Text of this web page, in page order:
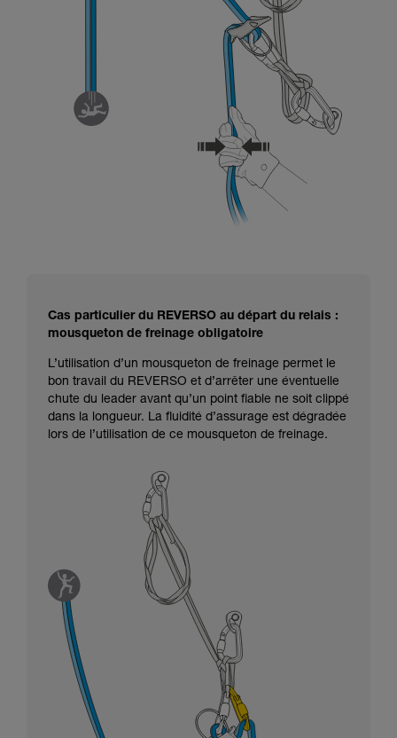
Cas particulier du REVERSO au départ du relais :
mousqueton de freinage obligatoire
L’utilisation d’un mousqueton de freinage permet le
bon travail du REVERSO et d’arrêter une éventuelle
chute du leader avant qu’un point fiable ne soit clippé
dans la longueur. La fluidité d’assurage est dégradée
lors de l’utilisation de ce mousqueton de freinage.